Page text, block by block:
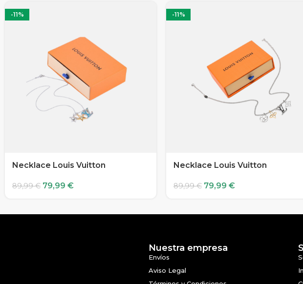
-11%
Necklace Louis Vuitton
89,99€ 79,99 €
-11%
Necklace Louis Vuitton
89,99€ 79,99 €
Nuestra empresa
Envíos
Aviso Legal